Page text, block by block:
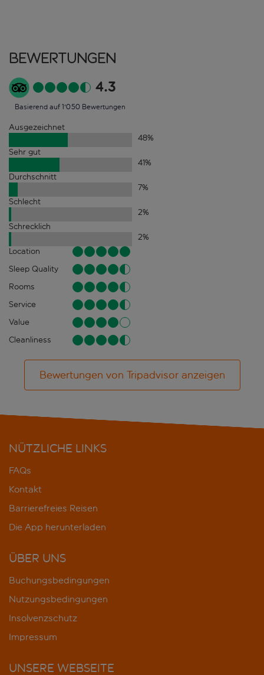
Bewertungen
4.3
Basierend auf 1'050 Bewertungen
Ausgezeichnet
48%
Sehr gut
41%
Durchschnitt
7%
Schlecht
2%
Schrecklich
2%
Location
Sleep Quality
Rooms
Service
Value
Cleanliness
Bewertungen von Tripadvisor anzeigen
NÜTZLICHE LINKS
FAQs
Kontakt
Barrierefreies Reisen
Die App herunterladen
ÜBER UNS
Buchungsbedingungen
Nutzungsbedingungen
Insolvenzschutz
Impressum
UNSERE WEBSEITE